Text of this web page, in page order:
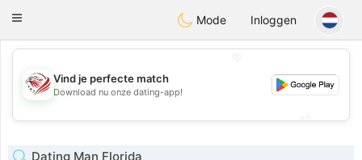
StatesDating
Toggle
Mode Inloggen
💖
💕
Vind je perfecte match
Download nu onze dating-app!
Dating Man Florida